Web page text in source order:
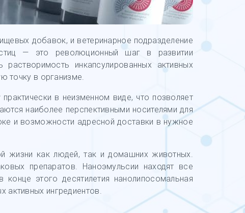
добавок, и ветеринарное подразделение
— это революционный шаг в развитии
инкапсулированных активных
точку в организме.
в неизменном виде, что позволяет
наиболее перспективными носителями для
и возможности адресной доставки в нужное
жизни как людей, так и домашних животных.
препаратов. Наноэмульсии находят все
этого десятилетия нанолипосомальная
активных ингредиентов.